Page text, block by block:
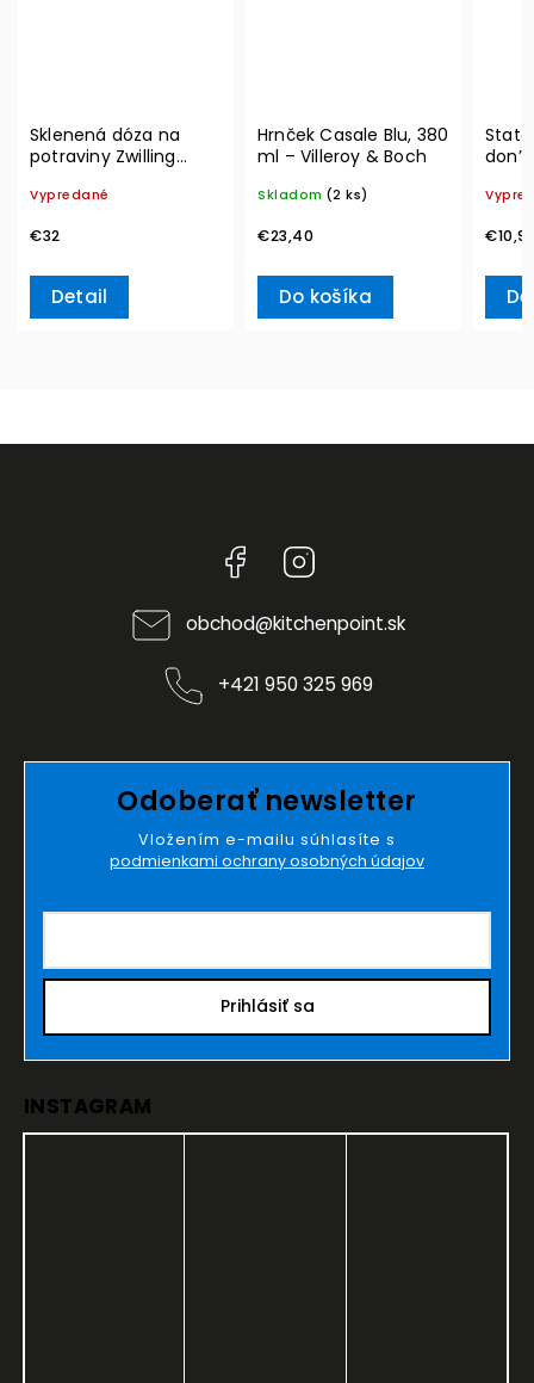
Sklenená dóza na
potraviny Zwilling
Vypredané
€32
Detail
Hrnček Casale Blu, 380
ml – Villeroy & Boch
Skladom (2 ks)
€23,40
Do košíka
Facebook
obchod@kitchenpoint.sk
+421 950 325 969
Odoberať newsletter
Vložením e-mailu súhlasíte s
podmienkami ochrany osobných údajov
Prihlásiť sa
INSTAGRAM